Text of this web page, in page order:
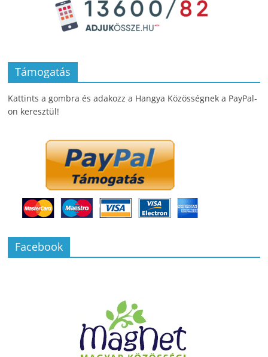
Támogatás
Kattints a gombra és adakozz a Hangya Közösségnek a PayPal-
on keresztül!
Facebook